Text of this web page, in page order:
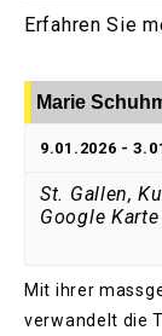
Erfahren Sie
Marie
9.01.2026 -
St. Gallen,
Google
Mit ihrer
verwandelt die